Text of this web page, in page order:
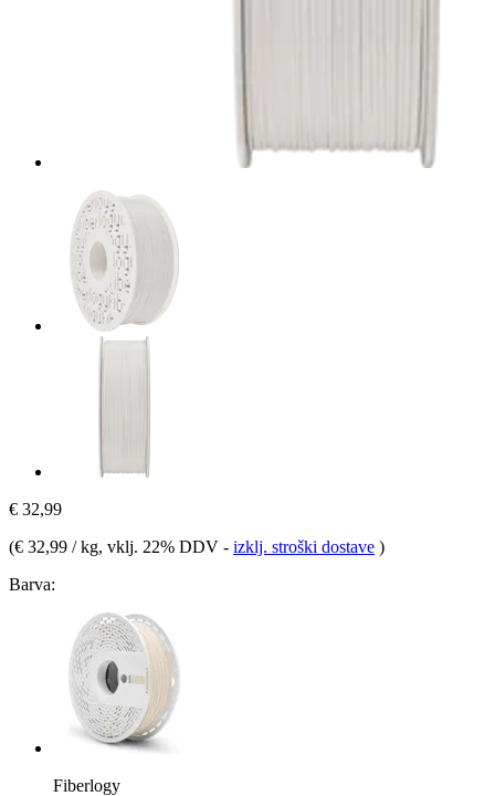
€ 32,99
(€ 32,99 / kg, vklj. 22% DDV - izklj. stroški dostave )
Barva:
Fiberlogy